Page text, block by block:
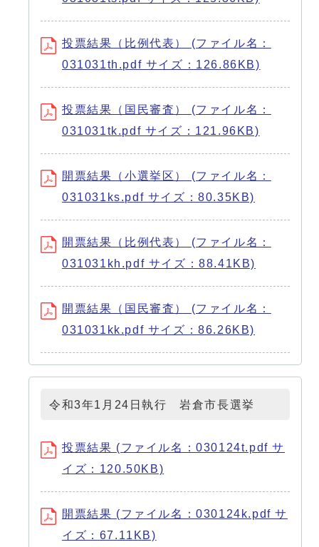
投票結果（比例代表） (ファイル名：
031031th.pdf サイズ：126.86KB)
投票結果（国民審査） (ファイル名：
031031tk.pdf サイズ：121.96KB)
開票結果（小選挙区） (ファイル名：
031031ks.pdf サイズ：80.35KB)
開票結果（比例代表） (ファイル名：
031031kh.pdf サイズ：88.41KB)
開票結果（国民審査） (ファイル名：
031031kk.pdf サイズ：86.26KB)
令和3年1月24日執行 岩倉市長選挙
投票結果 (ファイル名：030124t.pdf サ
イズ：120.50KB)
開票結果 (ファイル名：030124k.pdf サ
イズ：67.11KB)